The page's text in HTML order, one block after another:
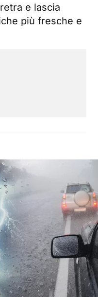
e lascia
più fresche e